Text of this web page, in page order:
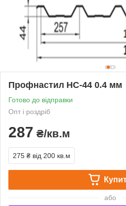
Профнастил НС-44 0.4 мм
Готово до відправки
Опт і роздріб
287 ₴/кв.м
275 ₴ від 200 кв.м
або